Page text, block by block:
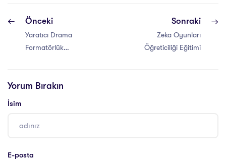
Önceki
Yaratıcı Drama
Formatörlük
Sonraki
Zeka Oyunları
Öğreticiliği Eğitimi
Yorum Bırakın
İsim
E-posta